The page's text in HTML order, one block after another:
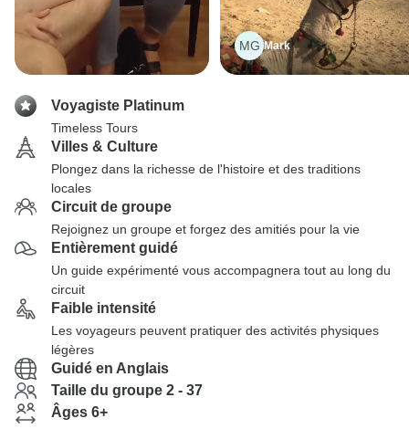
MG Mark
Voyagiste Platinum
Timeless Tours
Villes & Culture
Plongez dans la richesse de l'histoire et des traditions
locales
Circuit de groupe
Rejoignez un groupe et forgez des amitiés pour la vie
Entièrement guidé
Un guide expérimenté vous accompagnera tout au long du
circuit
Faible intensité
Les voyageurs peuvent pratiquer des activités physiques
légères
Guidé en Anglais
Taille du groupe 2 - 37
Âges 6+